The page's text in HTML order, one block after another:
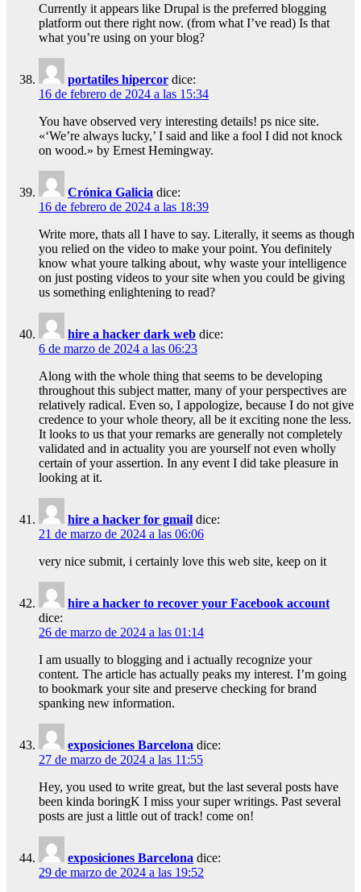
Currently it appears like Drupal is the preferred blogging
platform out there right now. (from what I’ve read) Is that
what you’re using on your blog?
portatiles hipercor dice:
16 de febrero de 2024 a las 15:34
You have observed very interesting details! ps nice site.
«‘We’re always lucky,’ I said and like a fool I did not knock
on wood.» by Ernest Hemingway.
Crónica Galicia dice:
16 de febrero de 2024 a las 18:39
Write more, thats all I have to say. Literally, it seems as though
you relied on the video to make your point. You definitely
know what youre talking about, why waste your intelligence
on just posting videos to your site when you could be giving
us something enlightening to read?
hire a hacker dark web dice:
6 de marzo de 2024 a las 06:23
Along with the whole thing that seems to be developing
throughout this subject matter, many of your perspectives are
relatively radical. Even so, I appologize, because I do not give
credence to your whole theory, all be it exciting none the less.
It looks to us that your remarks are generally not completely
validated and in actuality you are yourself not even wholly
certain of your assertion. In any event I did take pleasure in
looking at it.
hire a hacker for gmail dice:
21 de marzo de 2024 a las 06:06
very nice submit, i certainly love this web site, keep on it
hire a hacker to recover your Facebook account
dice:
26 de marzo de 2024 a las 01:14
I am usually to blogging and i actually recognize your
content. The article has actually peaks my interest. I’m going
to bookmark your site and preserve checking for brand
spanking new information.
exposiciones Barcelona dice:
27 de marzo de 2024 a las 11:55
Hey, you used to write great, but the last several posts have
been kinda boringK I miss your super writings. Past several
posts are just a little out of track! come on!
exposiciones Barcelona dice:
29 de marzo de 2024 a las 19:52